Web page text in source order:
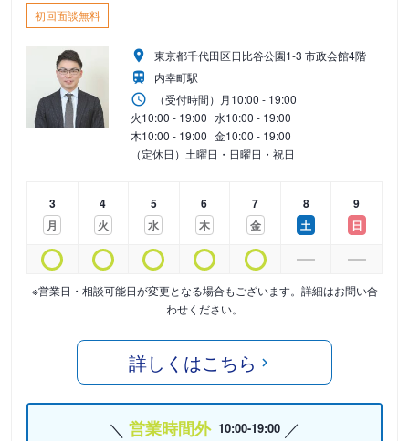
初回面談無料
東京都千代田区日比谷公園1-3 市政会館4階
内幸町駅
（受付時間） 月10:00 - 19:00
火10:00 - 19:00 水10:00 - 19:00
木10:00 - 19:00 金10:00 - 19:00
（定休日）土曜日・日曜日・祝日
3
月
4
火
5
水
6
木
7
金
8
土
9
日
※営業日・相談可能日が変更となる場合もございます。詳細はお問い合
わせください。
詳しくはこちら
営業時間外 10:00-19:00